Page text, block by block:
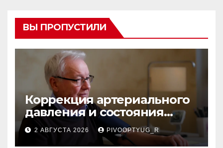
ВЫ ПРОПУСТИЛИ
Коррекция артериального
давления и состояния
сосудов в профилактике
инсульта
2 АВГУСТА 2026 PIVOOPTYUG_R